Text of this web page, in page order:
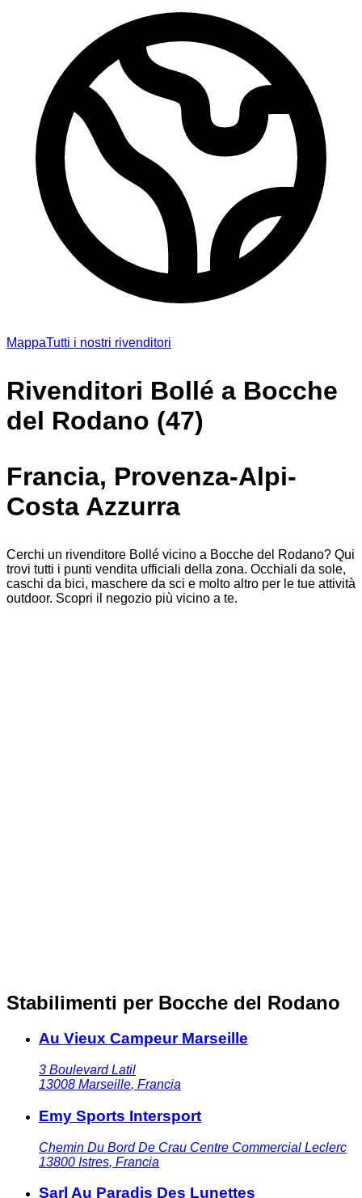
MappaTutti i nostri rivenditori
Rivenditori Bollé a Bocche
del Rodano (47)
Francia, Provenza-Alpi-
Costa Azzurra
Cerchi un rivenditore Bollé vicino a Bocche del Rodano? Qui
trovi tutti i punti vendita ufficiali della zona. Occhiali da sole,
caschi da bici, maschere da sci e molto altro per le tue attività
outdoor. Scopri il negozio più vicino a te.
Stabilimenti per Bocche del Rodano
Au Vieux Campeur Marseille
3 Boulevard Latil
13008 Marseille, Francia
Emy Sports Intersport
Chemin Du Bord De Crau Centre Commercial Leclerc
13800 Istres, Francia
Sarl Au Paradis Des Lunettes